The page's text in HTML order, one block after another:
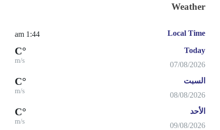
Weather
Local Time
1:44 am
Today
07/08/2026
°C
m/s
السبت
08/08/2026
°C
m/s
الأحد
09/08/2026
°C
m/s